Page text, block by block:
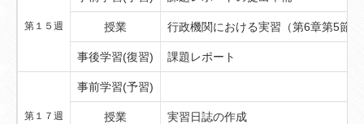
第１５週 授業 行政機関における実習（第6章第5節）
事後学習(復習) 課題レポート
第１７週
事前学習(予習)
授業 実習日誌の作成